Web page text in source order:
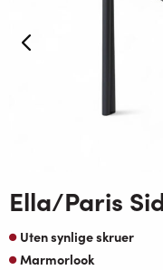
Uten synlige skruer
Marmorlook